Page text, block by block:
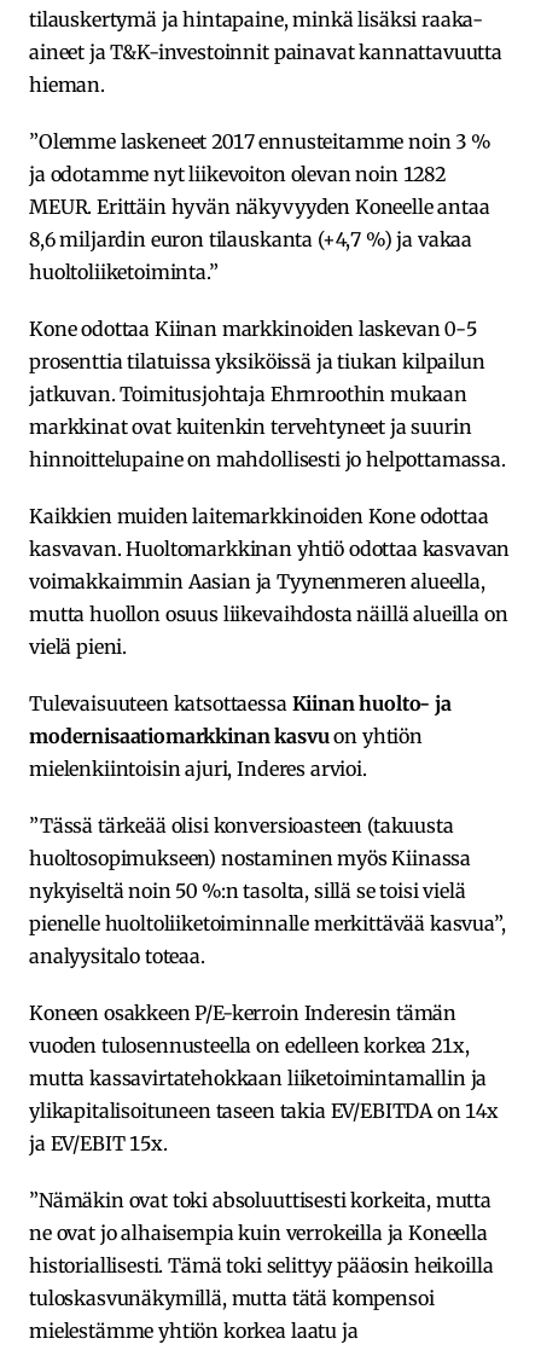
tilauskertymä ja hintapaine, minkä lisäksi raaka-
aineet ja T&K-investoinnit painavat kannattavuutta
hieman.
”Olemme laskeneet 2017 ennusteitamme noin 3 %
ja odotamme nyt liikevoiton olevan noin 1282
MEUR. Erittäin hyvän näkyvyyden Koneelle antaa
8,6 miljardin euron tilauskanta (+4,7 %) ja vakaa
huoltoliiketoiminta.”
Kone odottaa Kiinan markkinoiden laskevan 0-5
prosenttia tilatuissa yksiköissä ja tiukan kilpailun
jatkuvan. Toimitusjohtaja Ehrnroothin mukaan
markkinat ovat kuitenkin tervehtyneet ja suurin
hinnoittelupaine on mahdollisesti jo helpottamassa.
Kaikkien muiden laitemarkkinoiden Kone odottaa
kasvavan. Huoltomarkkinan yhtiö odottaa kasvavan
voimakkaimmin Aasian ja Tyynenmeren alueella,
mutta huollon osuus liikevaihdosta näillä alueilla on
vielä pieni.
Tulevaisuuteen katsottaessa Kiinan huolto- ja
modernisaatiomarkkinan kasvu on yhtiön
mielenkiintoisin ajuri, Inderes arvioi.
”Tässä tärkeää olisi konversioasteen (takuusta
huoltosopimukseen) nostaminen myös Kiinassa
nykyiseltä noin 50 %:n tasolta, sillä se toisi vielä
pienelle huoltoliiketoiminnalle merkittävää kasvua”,
analyysitalo toteaa.
Koneen osakkeen P/E-kerroin Inderesin tämän
vuoden tulosennusteella on edelleen korkea 21x,
mutta kassavirtatehokkaan liiketoimintamallin ja
ylikapitalisoituneen taseen takia EV/EBITDA on 14x
ja EV/EBIT 15x.
”Nämäkin ovat toki absoluuttisesti korkeita, mutta
ne ovat jo alhaisempia kuin verrokeilla ja Koneella
historiallisesti. Tämä toki selittyy pääosin heikoilla
tuloskasvunäkymillä, mutta tätä kompensoi
mielestämme yhtiön korkea laatu ja